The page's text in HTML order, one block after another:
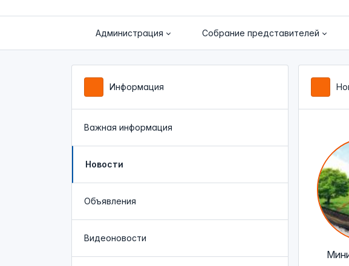
Администрация Собрание представителей
Информация
Важная информация
Новости
Объявления
Видеоновости